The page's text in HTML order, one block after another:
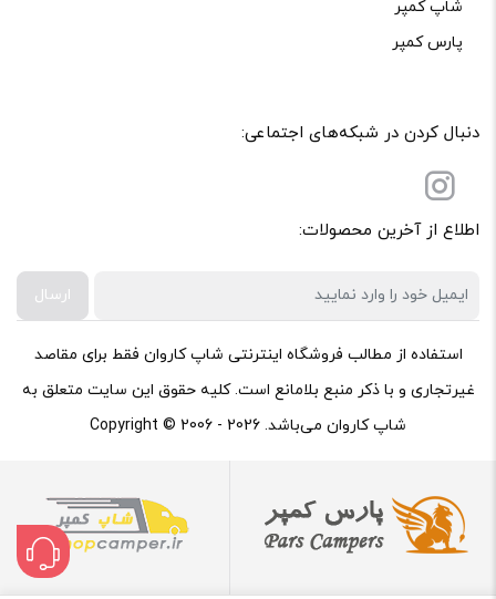
شاپ کمپر
پارس کمپر
دنبال کردن در شبکه‌های اجتماعی:
اطلاع از آخرین محصولات:
ارسال
استفاده از مطالب فروشگاه اینترنتی شاپ کاروان فقط برای مقاصد
غیرتجاری و با ذکر منبع بلامانع است. کلیه حقوق این سایت متعلق به
شاپ کاروان می‌باشد. Copyright © 2006 - 2026